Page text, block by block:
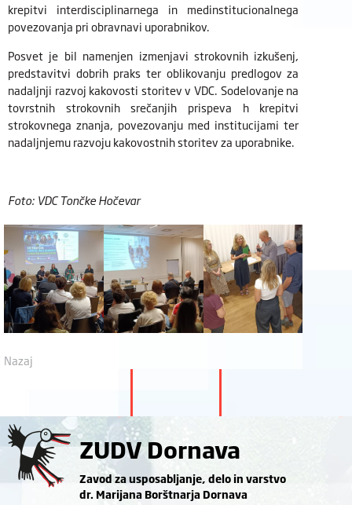
krepitvi interdisciplinarnega in medinstitucionalnega
povezovanja pri obravnavi uporabnikov.
Posvet je bil namenjen izmenjavi strokovnih izkušenj,
predstavitvi dobrih praks ter oblikovanju predlogov za
nadaljnji razvoj kakovosti storitev v VDC. Sodelovanje na
tovrstnih strokovnih srečanjih prispeva h krepitvi
strokovnega znanja, povezovanju med institucijami ter
nadaljnjemu razvoju kakovostnih storitev za uporabnike.
Foto: VDC Tončke Hočevar
Nazaj
ZUDV Dornava
Zavod za usposabljanje, delo in varstvo
dr. Marijana Borštnarja Dornava